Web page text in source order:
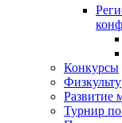
Конкурсы
Развитие
Турнир